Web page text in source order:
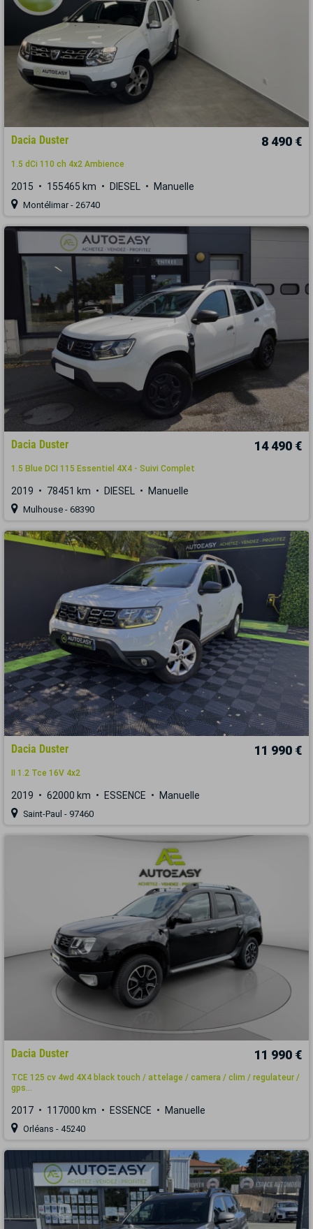
Dacia Duster 8 490 €
1.5 dCi 110 ch 4x2 Ambience
2015 155465 km DIESEL Manuelle
Montélimar - 26740
Dacia Duster 14 490 €
1.5 Blue DCI 115 Essentiel 4X4 - Suivi Complet
2019 78451 km DIESEL Manuelle
Mulhouse - 68390
Dacia Duster 11 990 €
II 1.2 Tce 16V 4x2
2019 62000 km ESSENCE Manuelle
Saint-Paul - 97460
Dacia Duster 11 990 €
TCE 125 cv 4wd 4X4 black touch / attelage / camera / clim / regulateur /
gps...
2017 117000 km ESSENCE Manuelle
Orléans - 45240